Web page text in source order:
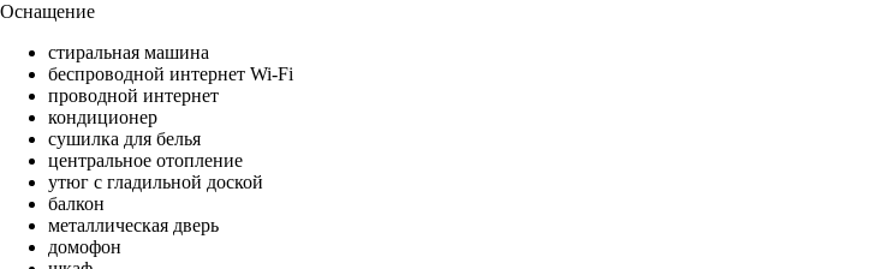
Оснащение
стиральная машина
беспроводной интернет Wi-Fi
проводной интернет
кондиционер
сушилка для белья
центральное отопление
утюг с гладильной доской
балкон
металлическая дверь
домофон